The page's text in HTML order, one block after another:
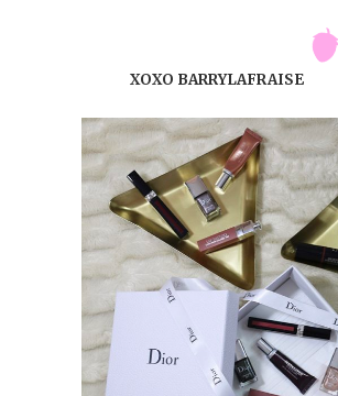
XOXO BARRYLAFRAISE